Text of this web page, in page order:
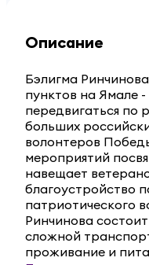
Описание
Бэлигма
пунктов на Ямале
передвигаться по
больших
волонтеров
мероприятий
навещает
благоустройство
патриотического
Ринчинова
сложной
проживание и